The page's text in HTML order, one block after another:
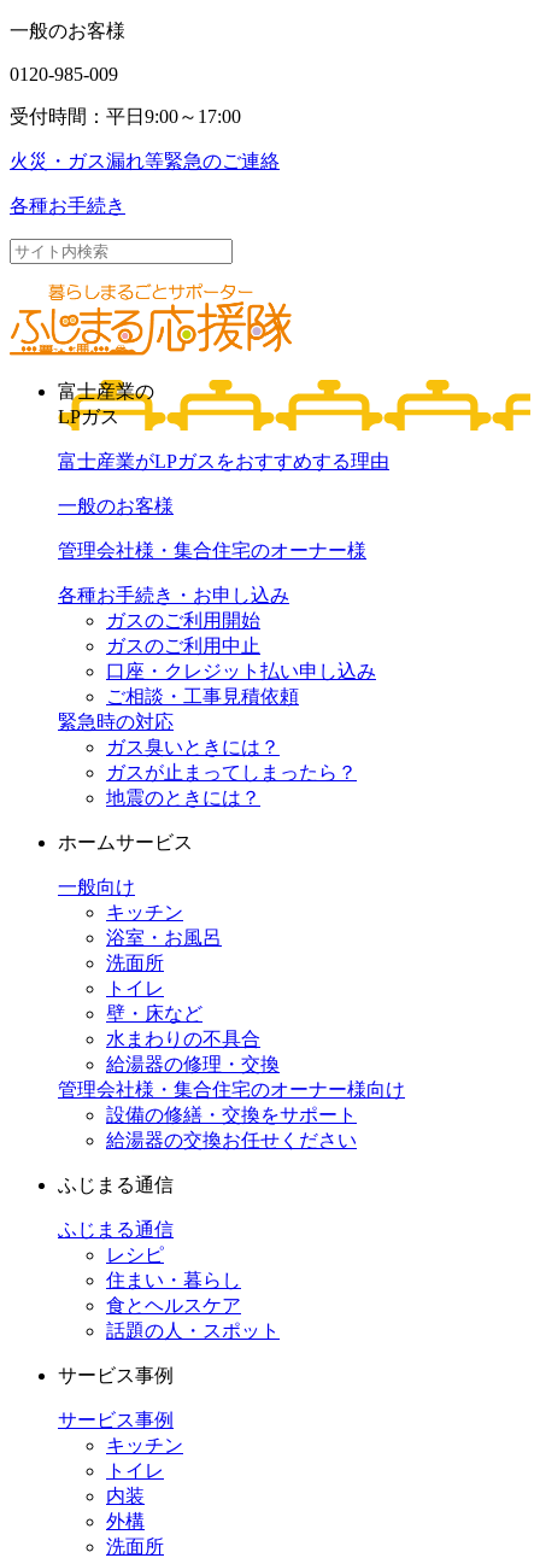
一般のお客様
0120-985-009
受付時間：平日9:00～17:00
火災・ガス漏れ等緊急のご連絡
各種お手続き
富士産業の
LPガス
富士産業がLPガスをおすすめする理由
一般のお客様
管理会社様・集合住宅のオーナー様
各種お手続き・お申し込み
ガスのご利用開始
ガスのご利用中止
口座・クレジット払い申し込み
ご相談・工事見積依頼
緊急時の対応
ガス臭いときには？
ガスが止まってしまったら？
地震のときには？
ホームサービス
一般向け
キッチン
浴室・お風呂
洗面所
トイレ
壁・床など
水まわりの不具合
給湯器の修理・交換
管理会社様・集合住宅のオーナー様向け
設備の修繕・交換をサポート
給湯器の交換お任せください
ふじまる通信
ふじまる通信
レシピ
住まい・暮らし
食とヘルスケア
話題の人・スポット
サービス事例
サービス事例
キッチン
トイレ
内装
外構
洗面所